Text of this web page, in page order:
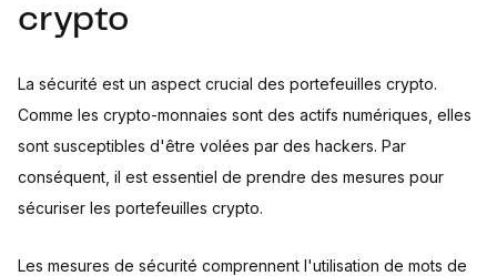
crypto
La sécurité est un aspect crucial des portefeuilles crypto.
Comme les crypto-monnaies sont des actifs numériques, elles
sont susceptibles d'être volées par des hackers. Par
conséquent, il est essentiel de prendre des mesures pour
sécuriser les portefeuilles crypto.
Les mesures de sécurité comprennent l'utilisation de mots de